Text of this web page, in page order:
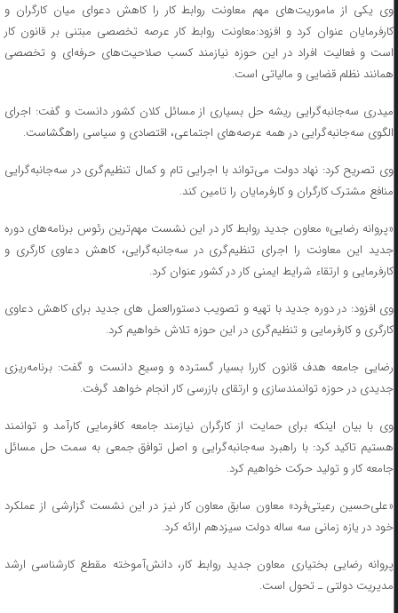
وی یکی از ماموریت‌های مهم معاونت روابط کار را کاهش دعوای میان کارگران و
کارفرمایان عنوان کرد و افزود:معاونت روابط کار عرصه تخصصی مبتنی بر قانون کار
است و فعالیت افراد در این حوزه نیازمند کسب صلاحیت‌های حرفه‌ای و تخصصی
همانند نظلم قضایی و مالیاتی است.
میدری سه‌جانبه‌گرایی ریشه حل بسیاری از مسائل کلان کشور دانست و گفت: اجرای
الگوی سه‌جانبه‌گرایی در همه عرصه‌های اجتماعی، اقتصادی و سیاسی راهگشاست.
وی تصریح کرد: نهاد دولت می‌تواند با اجرایی تام و کمال تنظیم‌گری در سه‌جانبه‌گرایی
منافع مشترک کارگران و کارفرمایان را تامین کند.
«پروانه رضایی» معاون جدید روابط کار در این نشست مهم‌ترین رئوس برنامه‌های دوره
جدید این معاونت را اجرای تنظیم‌گری در سه‌جانبه‌گرایی، کاهش دعاوی کارگری و
کارفرمایی و ارتقاء شرایط ایمنی کار در کشور عنوان کرد.
وی افزود: در دوره جدید با تهیه و تصویب دستورالعمل های جدید برای کاهش دعاوی
کارگری و کارفرمایی و تنظیم‌گری در این حوزه تلاش خواهیم کرد.
رضایی جامعه هدف قانون کاررا بسیار گسترده و وسیع دانست و گفت: برنامه‌ریزی
جدیدی در حوزه توانمندسازی و ارتقای بازرسی کار انجام خواهد گرفت.
وی با بیان اینکه برای حمایت از کارگران نیازمند جامعه کافرمایی کارآمد و توانمند
هستیم تاکید کرد: با راهبرد سه‌جانبه‌گرایی و اصل توافق جمعی به سمت حل مسائل
جامعه کار و تولید حرکت خواهیم کرد.
«علی‌حسین رعیتی‌فرد» معاون سابق معاون کار نیز در این نشست گزارشی از عملکرد
خود در یازه زمانی سه ساله دولت سیزدهم ارائه کرد.
پروانه رضایی بختیاری معاون جدید روابط کار، دانش‌آموخته مقطع کارشناسی ارشد
مدیریت دولتی ـ تحول است.